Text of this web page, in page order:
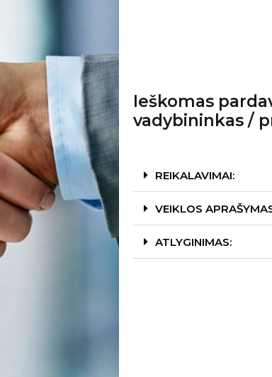
Ieškomas
vadybininkas /
REIKALAVIMAI:
VEIKLOS
ATLYGINIMAS: